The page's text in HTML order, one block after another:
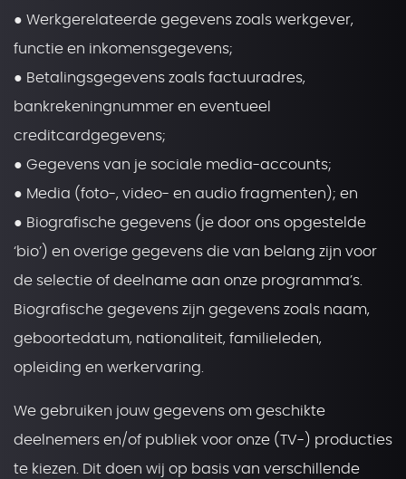
● Werkgerelateerde gegevens zoals werkgever,
functie en inkomensgegevens;
● Betalingsgegevens zoals factuuradres,
bankrekeningnummer en eventueel
creditcardgegevens;
● Gegevens van je sociale media-accounts;
● Media (foto-, video- en audio fragmenten); en
● Biografische gegevens (je door ons opgestelde
‘bio’) en overige gegevens die van belang zijn voor
de selectie of deelname aan onze programma’s.
Biografische gegevens zijn gegevens zoals naam,
geboortedatum, nationaliteit, familieleden,
opleiding en werkervaring.
We gebruiken jouw gegevens om geschikte
deelnemers en/of publiek voor onze (TV-) producties
te kiezen. Dit doen wij op basis van verschillende